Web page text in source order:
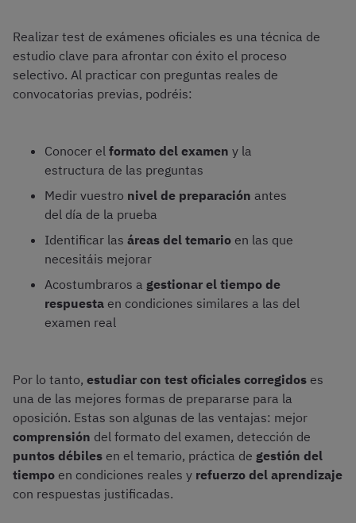
Realizar test de exámenes oficiales es una técnica de
estudio clave para afrontar con éxito el proceso
selectivo. Al practicar con preguntas reales de
convocatorias previas, podréis:
Conocer el formato del examen y la
estructura de las preguntas
Medir vuestro nivel de preparación antes
del día de la prueba
Identificar las áreas del temario en las que
necesitáis mejorar
Acostumbraros a gestionar el tiempo de
respuesta en condiciones similares a las del
examen real
Por lo tanto, estudiar con test oficiales corregidos es
una de las mejores formas de prepararse para la
oposición. Estas son algunas de las ventajas: mejor
comprensión del formato del examen, detección de
puntos débiles en el temario, práctica de gestión del
tiempo en condiciones reales y refuerzo del aprendizaje
con respuestas justificadas.